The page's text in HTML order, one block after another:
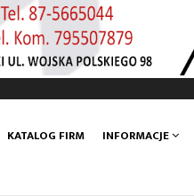
KATALOG FIRM INFORMACJE